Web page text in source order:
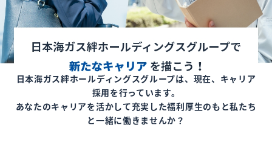
27年卒はこちら
エントリーはマイナビより受け付けております。（サプラのみ）
28年卒はこちら
日本海ガス絆ホールディングスグループは、現在、キャリア
採用を行っています。
あなたのキャリアを活かして充実した福利厚生のもと私たち
と一緒に働きませんか？